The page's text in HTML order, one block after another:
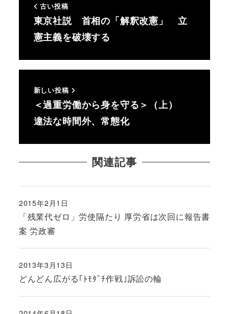
古い投稿
東京社説 首相の「解釈改憲」 立
憲主義を破壊する
新しい投稿
＜過重労働から身を守る＞（上）
違法な時間外、常態化
関連記事
「残業代ゼロ」労使隔たり 厚労省は次回に報告書
案 労政審
投稿日
2015年2月1日
どんどん広がる｢ﾄﾓﾀﾞﾁ作戦｣訴訟の輪
投稿日
2013年3月13日